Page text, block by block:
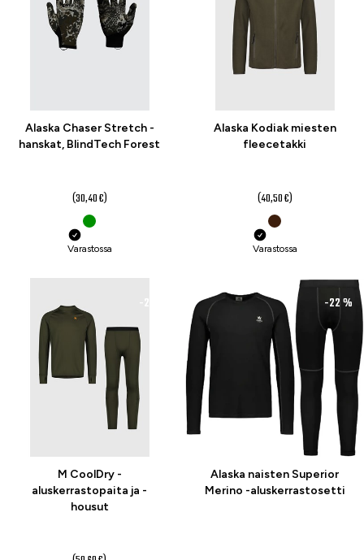
Alaska Chaser Stretch -
hanskat, BlindTech Forest
(30,40 €)
Varastossa
Alaska Kodiak miesten
fleecetakki
(40,50 €)
Varastossa
M CoolDry -
aluskerrastopaita ja -
housut
-22 %
Alaska naisten Superior
Merino -aluskerrastosetti